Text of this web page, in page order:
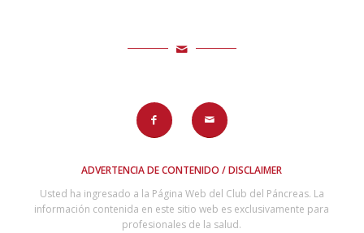
ADVERTENCIA DE CONTENIDO / DISCLAIMER
Usted ha ingresado a la Página Web del Club del Páncreas. La
información contenida en este sitio web es exclusivamente para
profesionales de la salud.